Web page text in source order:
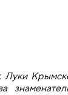
Луки